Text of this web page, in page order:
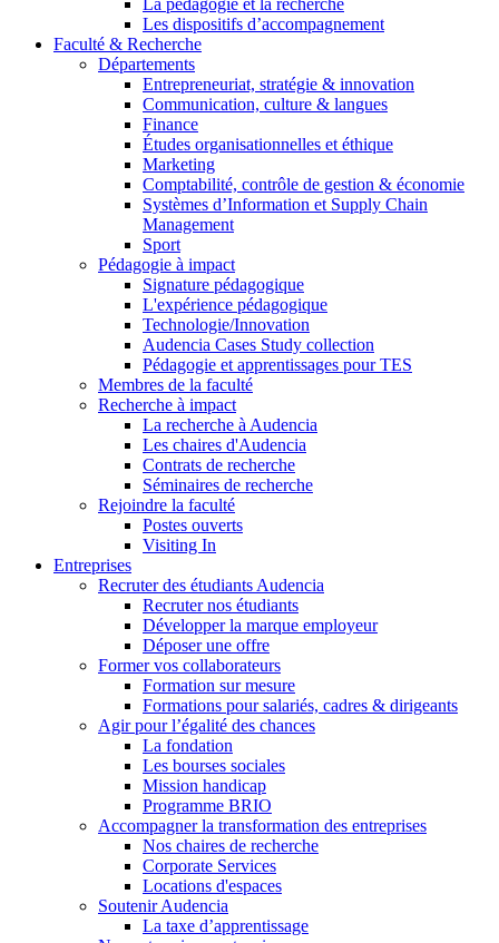
La pédagogie et la recherche
Les dispositifs d’accompagnement
Faculté & Recherche
Départements
Entrepreneuriat, stratégie & innovation
Communication, culture & langues
Finance
Études organisationnelles et éthique
Marketing
Comptabilité, contrôle de gestion & économie
Systèmes d’Information et Supply Chain
Management
Sport
Pédagogie à impact
Signature pédagogique
L'expérience pédagogique
Technologie/Innovation
Audencia Cases Study collection
Pédagogie et apprentissages pour TES
Membres de la faculté
Recherche à impact
La recherche à Audencia
Les chaires d'Audencia
Contrats de recherche
Séminaires de recherche
Rejoindre la faculté
Postes ouverts
Visiting In
Entreprises
Recruter des étudiants Audencia
Recruter nos étudiants
Développer la marque employeur
Déposer une offre
Former vos collaborateurs
Formation sur mesure
Formations pour salariés, cadres & dirigeants
Agir pour l’égalité des chances
La fondation
Les bourses sociales
Mission handicap
Programme BRIO
Accompagner la transformation des entreprises
Nos chaires de recherche
Corporate Services
Locations d'espaces
Soutenir Audencia
La taxe d’apprentissage